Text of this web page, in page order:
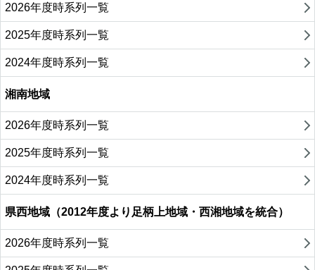
2026年度時系列一覧
2025年度時系列一覧
2024年度時系列一覧
湘南地域
2026年度時系列一覧
2025年度時系列一覧
2024年度時系列一覧
県西地域（2012年度より足柄上地域・西湘地域を統合）
2026年度時系列一覧